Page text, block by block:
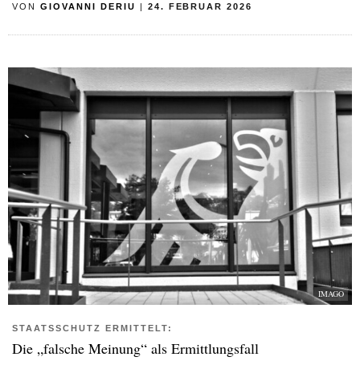
VON GIOVANNI DERIU | 24. FEBRUAR 2026
IMAGO
STAATSSCHUTZ ERMITTELT:
Die „falsche Meinung“ als Ermittlungsfall